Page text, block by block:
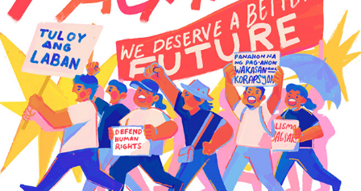
Eli Estella